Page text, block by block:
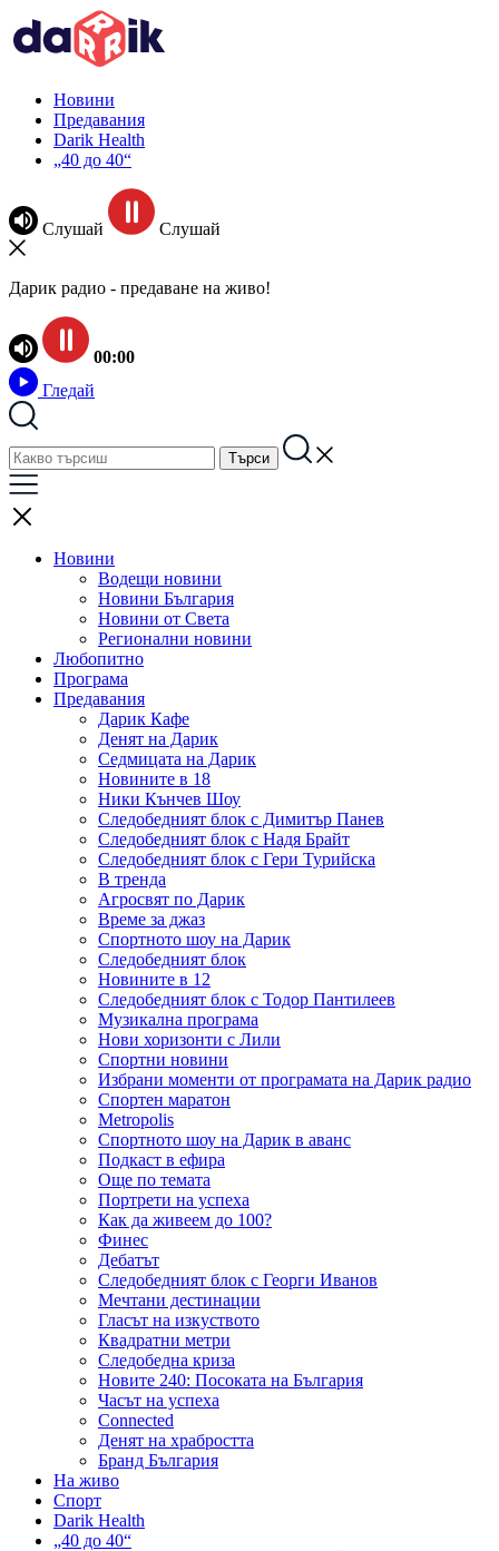
Новини
Предавания
Darik Health
„40 до 40“
Слушай Слушай
Дарик радио - предаване на живо!
00:00
Гледай
Новини
Водещи новини
Новини България
Новини от Света
Регионални новини
Любопитно
Програма
Предавания
Дарик Кафе
Денят на Дарик
Седмицата на Дарик
Новините в 18
Ники Кънчев Шоу
Следобедният блок с Димитър Панев
Следобедният блок с Надя Брайт
Следобедният блок с Гери Турийска
В тренда
Агросвят по Дарик
Време за джаз
Спортното шоу на Дарик
Следобедният блок
Новините в 12
Следобедният блок с Тодор Пантилеев
Музикална програма
Нови хоризонти с Лили
Спортни новини
Избрани моменти от програмата на Дарик радио
Спортен маратон
Metropolis
Спортното шоу на Дарик в аванс
Подкаст в ефира
Още по темата
Портрети на успеха
Как да живеем до 100?
Финес
Дебатът
Следобедният блок с Георги Иванов
Мечтани дестинации
Гласът на изкуството
Квадратни метри
Следобедна криза
Новите 240: Посоката на България
Часът на успеха
Connected
Денят на храбростта
Бранд България
На живо
Спорт
Darik Health
„40 до 40“